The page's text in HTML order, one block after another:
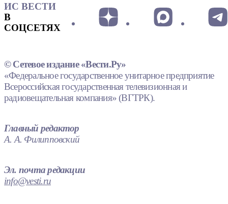
ИС ВЕСТИ
В
СОЦСЕТЯХ
© Сетевое издание «Вести.Ру»
«Федеральное государственное унитарное предприятие
Всероссийская государственная телевизионная и
радиовещательная компания» (ВГТРК).
Главный редактор
А. А. Филипповский
Эл. почта редакции
info@vesti.ru